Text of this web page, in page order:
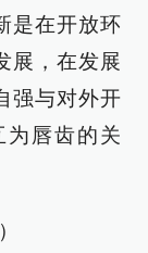
是在开放环
展，在发展
强与对外开
唇齿的关